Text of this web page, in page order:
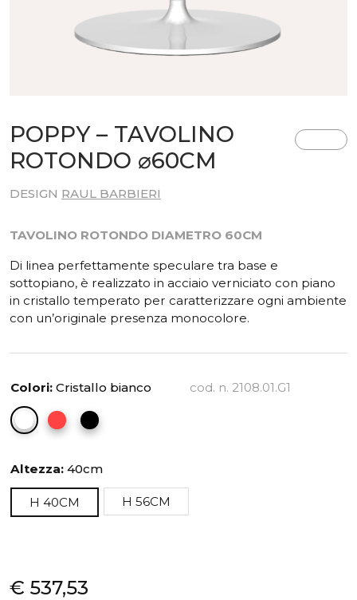
POPPY – TAVOLINO
ROTONDO ⌀60CM
DESIGN RAUL BARBIERI
TAVOLINO ROTONDO DIAMETRO 60CM
Di linea perfettamente speculare tra base e
sottopiano, è realizzato in acciaio verniciato con piano
in cristallo temperato per caratterizzare ogni ambiente
con un’originale presenza monocolore.
Colori: Cristallo bianco cod. n. 2108.01.G1
Altezza: 40cm
H 40CM H 56CM
€ 537,53